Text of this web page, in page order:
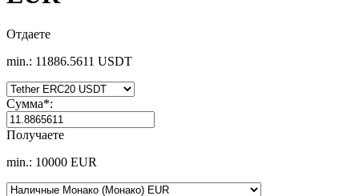
Отдаете
min.: 11886.5611 USDT
Сумма*:
Получаете
min.: 10000 EUR